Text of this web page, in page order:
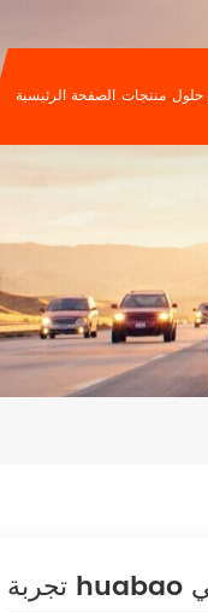
الصفحة الرئيسية منتجات حلول